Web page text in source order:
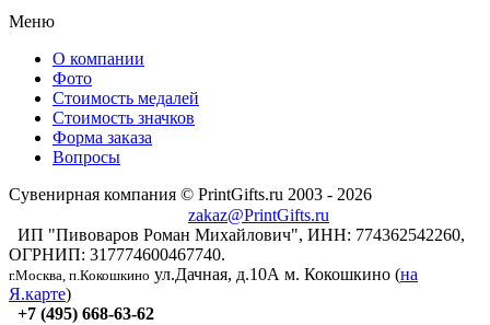
Меню
О компании
Фото
Стоимость медалей
Стоимость значков
Форма заказа
Вопросы
Сувенирная компания © PrintGifts.ru 2003 - 2026
zakaz@PrintGifts.ru
ИП "Пивоваров Роман Михайлович", ИНН: 774362542260,
ОГРНИП: 317774600467740.
г.Москва, п.Кокошкино ул.Дачная, д.10А м. Кокошкино (на
Я.карте)
+7 (495) 668-63-62